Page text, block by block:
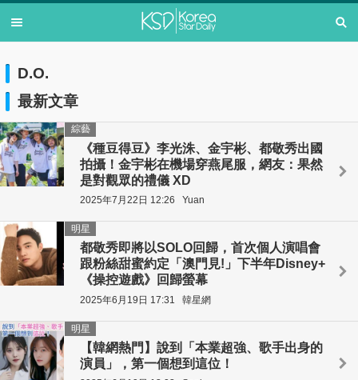
D.O.
最新文章
《種豆得豆》李光洙、金宇彬、都敬秀出國
拍攝！金宇彬在機場穿燕尾服，網友：果然
是對觀眾的禮儀 XD
綜藝
2025年7月22日 12:26 Yuan
都敬秀即將以SOLO回歸，首次個人演唱會
跟粉絲甜蜜約定「澳門見!」下半年Disney+
《操控遊戲》回歸螢幕
明星
2025年6月19日 17:31 韓星網
【韓網熱門】說到「本業超強、歌手出身的
演員」，第一個想到這位！
明星